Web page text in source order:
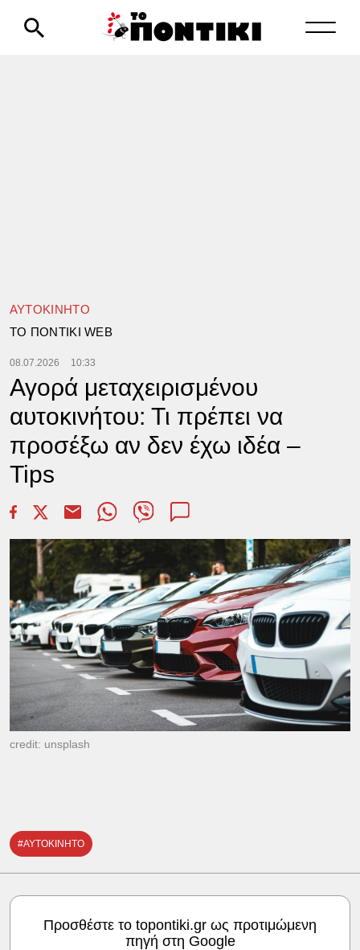
ΑΥΤΟΚΙΝΗΤΟ
TΟ ΠΟΝΤΙΚΙ WEB
08.07.2026 10:33
Αγορά μεταχειρισμένου
αυτοκινήτου: Τι πρέπει να
προσέξω αν δεν έχω ιδέα –
Tips
credit: unsplash
#ΑΥΤΟΚΙΝΗΤΟ
Προσθέστε το topontiki.gr ως προτιμώμενη
πηγή στη Google